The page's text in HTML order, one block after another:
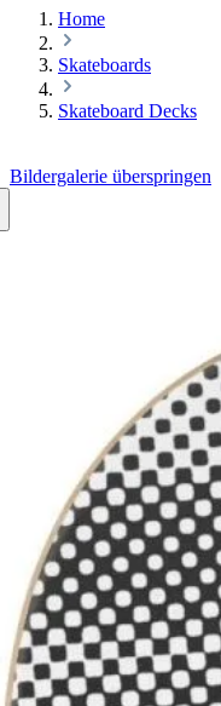
Home
Skateboards
Skateboard Decks
Bildergalerie überspringen